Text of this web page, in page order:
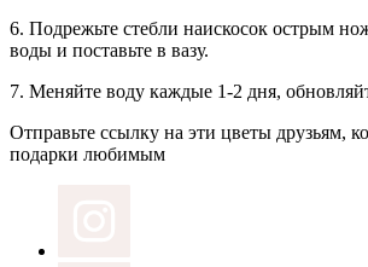
6. Подрежьте стебли наискосок острым
воды и поставьте в вазу.
7. Меняйте воду каждые 1-2 дня,
Отправьте ссылку на эти цветы друзьям,
подарки любимым